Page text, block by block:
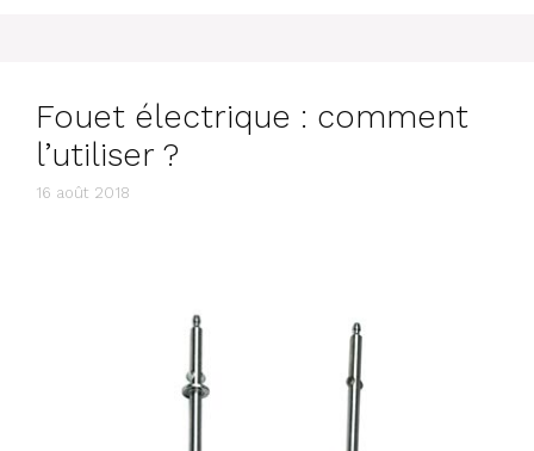
Fouet électrique : comment
l’utiliser ?
16 août 2018